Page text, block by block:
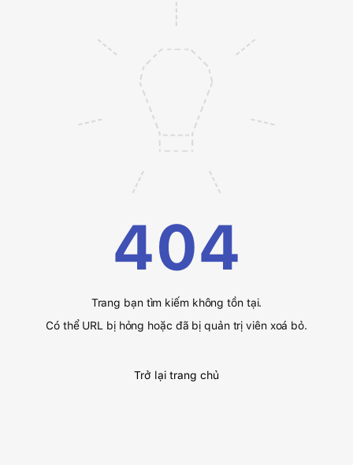
404
Trang bạn tìm kiếm không tồn tại.
Có thể URL bị hỏng hoặc đã bị quản trị viên xoá bỏ.
Trở lại trang chủ